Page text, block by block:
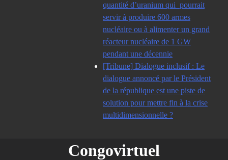
quantité d’uranium qui pourrait
servir à produire 600 armes
nucléaire ou à alimenter un grand
réacteur nucléaire de 1 GW
pendant une décennie
[Tribune] Dialogue inclusif : Le
dialogue annoncé par le Président
de la république est une piste de
solution pour mettre fin à la crise
multidimensionnelle ?
Congovirtuel